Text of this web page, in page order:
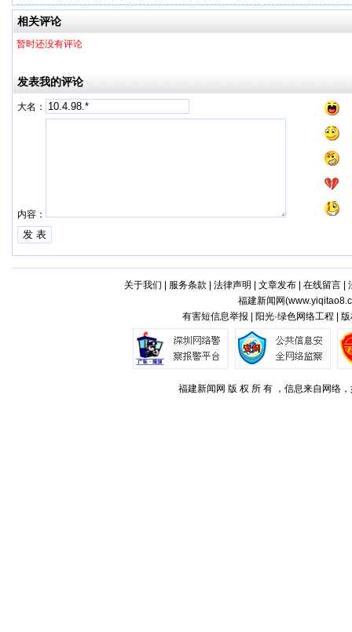
代工厂
相关评论
暂时还没有评论
发表我的评论
大名：
内容：
关于我们 服务条款 法律声明 文章发布| 在线留言|
福建新闻网(
有害短信息举报 | 阳光·绿色网络工程 |
福建新闻网 版 权 所 有 ，信息来自网络